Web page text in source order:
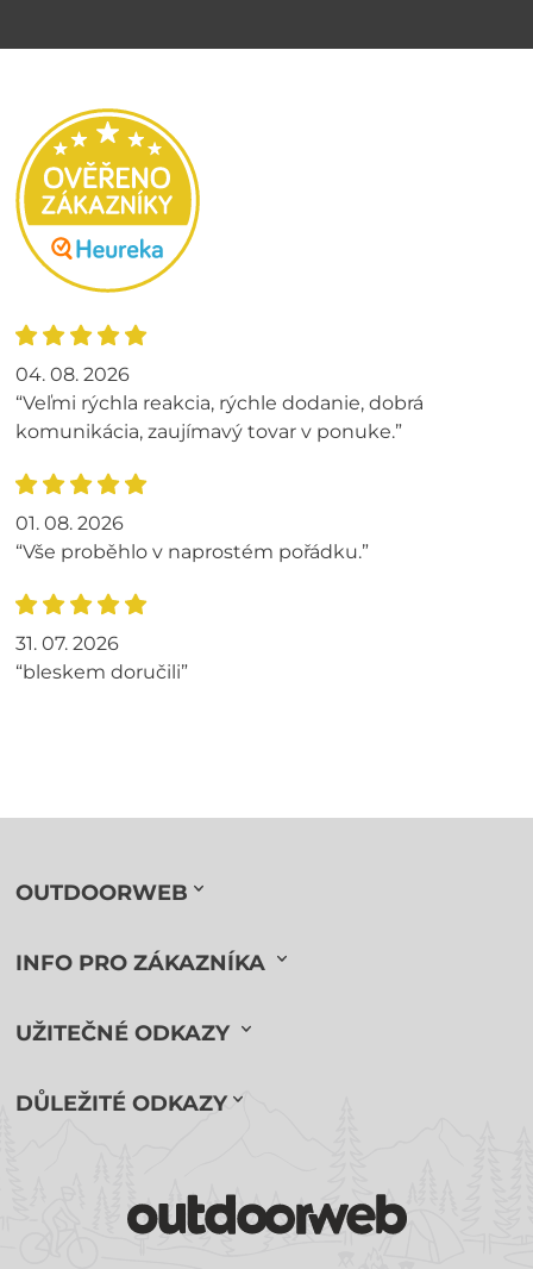
04. 08. 2026
“Veľmi rýchla reakcia, rýchle dodanie, dobrá
komunikácia, zaujímavý tovar v ponuke.”
01. 08. 2026
“Vše proběhlo v naprostém pořádku.”
31. 07. 2026
“bleskem doručili”
OUTDOORWEB
INFO PRO ZÁKAZNÍKA
UŽITEČNÉ ODKAZY
DŮLEŽITÉ ODKAZY